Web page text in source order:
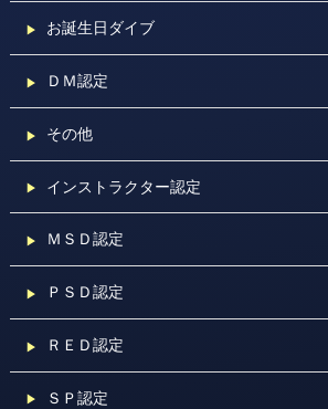
お誕生日ダイブ
ＤＭ認定
その他
インストラクター認定
ＭＳＤ認定
ＰＳＤ認定
ＲＥＤ認定
ＳＰ認定